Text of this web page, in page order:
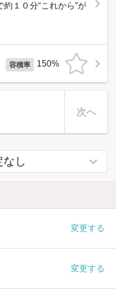
１０分“これから”が
容積率 150%
次へ
変更する
変更する